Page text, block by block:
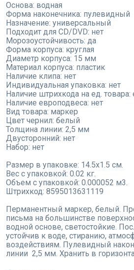
Основа: водная
Форма наконечника: пулевидный
Назначение: универсальный
Подходит для CD/DVD: нет
Морозоустойчивость: да
Форма корпуса: круглая
Диаметр корпуса: 15 мм
Материал корпуса: пластик
Наличие клипа: нет
Индивидуальная упаковка: нет
Наличие штрихкода на ед. товара:
Наличие европодвеса: нет
Вид товара: маркер
Цвет чернил: белый
Толщина линии: 2,5 мм
Двусторонний: нет
Набор: нет
Размер в упаковке: 14.5x1.5 см.
Вес с упаковкой: 0.02 кг.
Объем с упаковкой: 0.000052 м3.
Штрихкод: 8595013631119
Перманентный маркер, белый.
письма на большинстве
водной основе, светостойкие.
устойчив к воде, стиранию,
воздействиям. Пулевидный
линии 2,5 мм. Хранить в